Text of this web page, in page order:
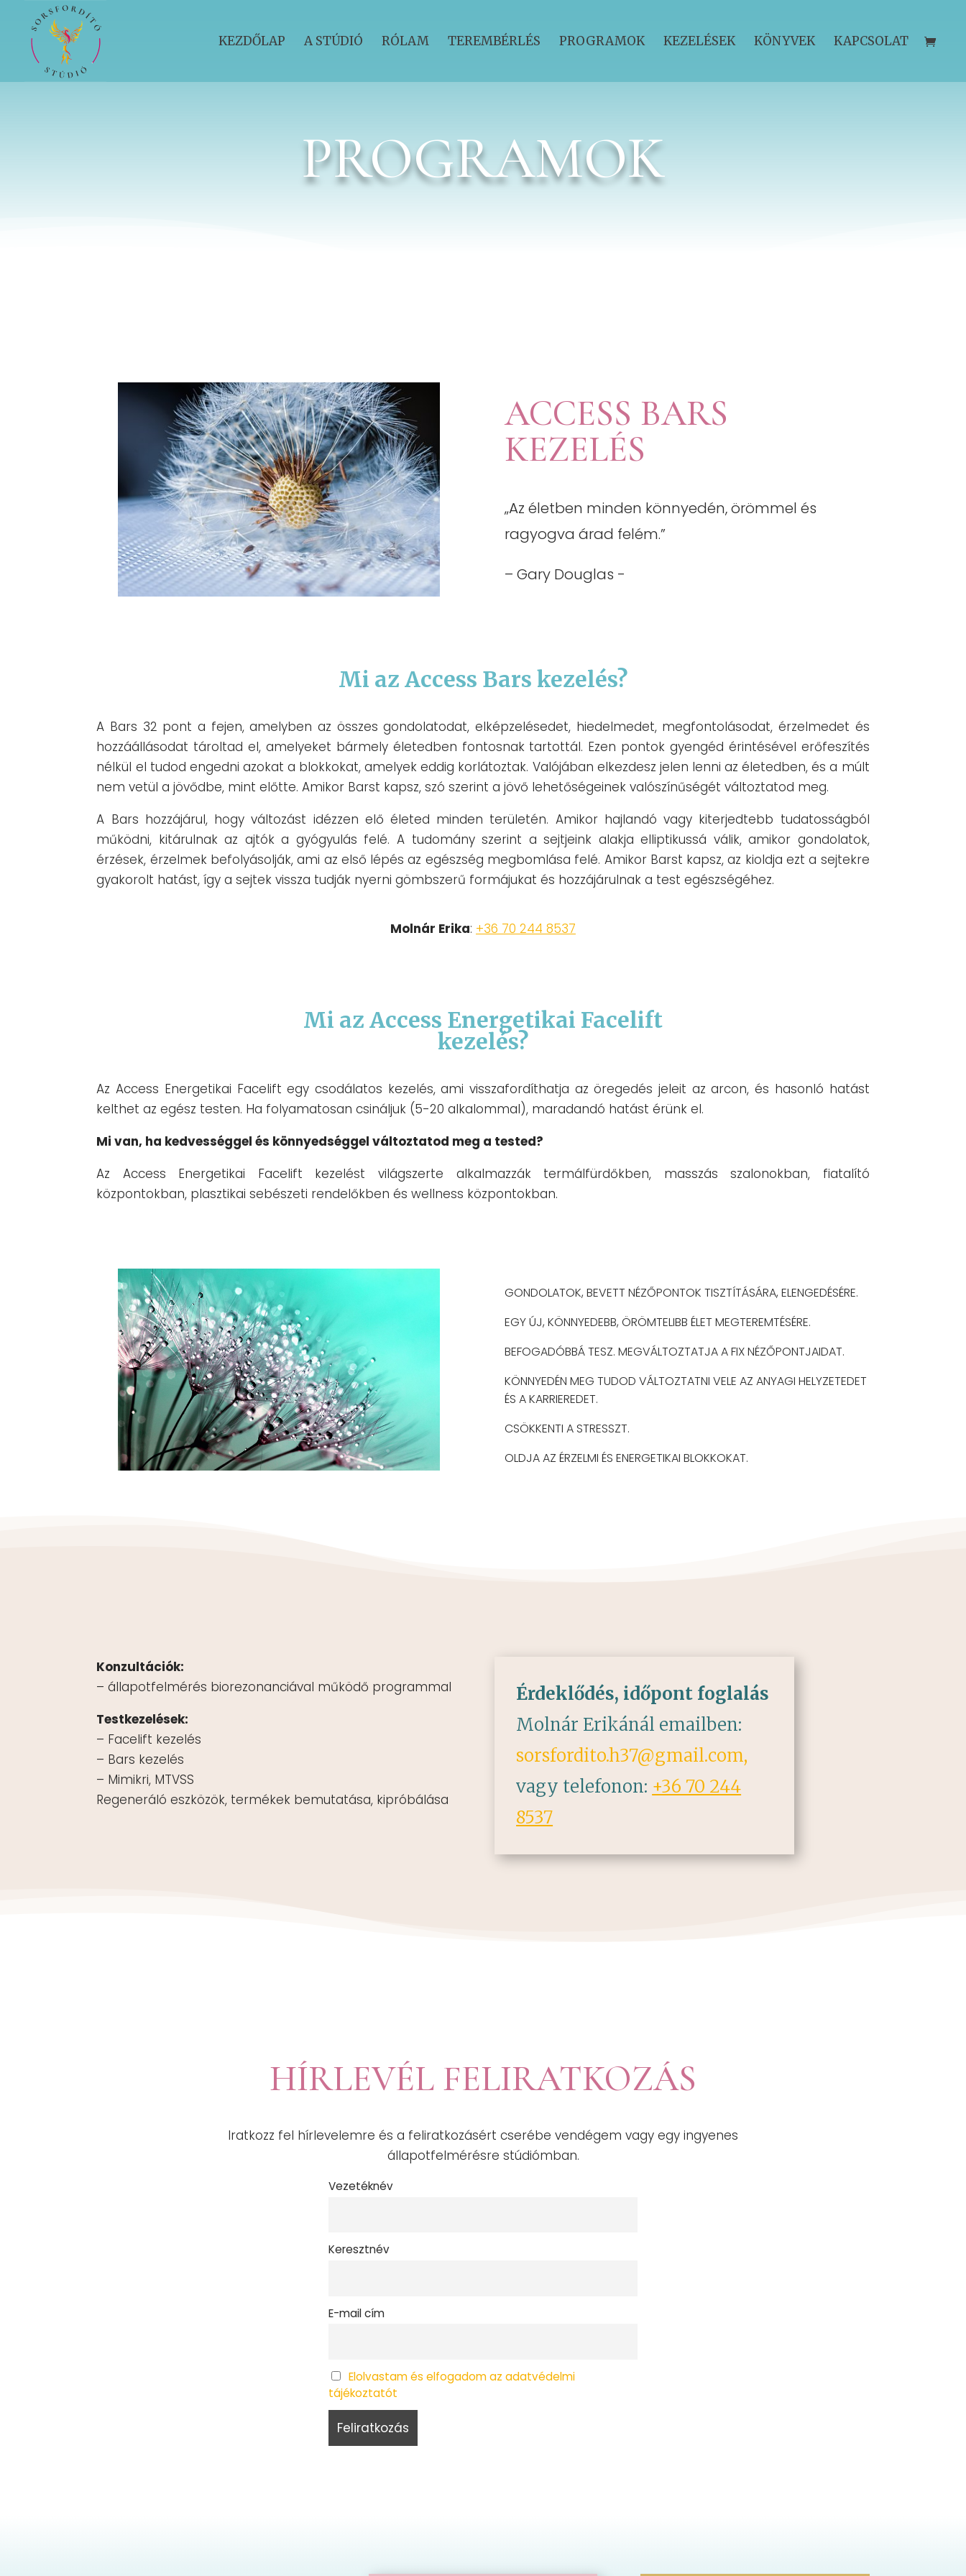
KEZDŐLAP A STÚDIÓ RÓLAM TEREMBÉRLÉS PROGRAMOK KEZELÉSEK KÖNYVEK KAPCSOLAT
PROGRAMOK
ACCESS BARS
KEZELÉS
„Az életben minden könnyedén, örömmel és
ragyogva árad felém.”
– Gary Douglas -​
Mi az Access Bars kezelés?
A Bars 32 pont a fejen, amelyben az összes gondolatodat, elképzelésedet, hiedelmedet, megfontolásodat, érzelmedet és
hozzáállásodat tároltad el, amelyeket bármely életedben fontosnak tartottál. Ezen pontok gyengéd érintésével erőfeszítés
nélkül el tudod engedni azokat a blokkokat, amelyek eddig korlátoztak. Valójában elkezdesz jelen lenni az életedben, és a múlt
nem vetül a jövődbe, mint előtte. Amikor Barst kapsz, szó szerint a jövő lehetőségeinek valószínűségét változtatod meg.
A Bars hozzájárul, hogy változást idézzen elő életed minden területén. Amikor hajlandó vagy kiterjedtebb tudatosságból
működni, kitárulnak az ajtók a gyógyulás felé. A tudomány szerint a sejtjeink alakja elliptikussá válik, amikor gondolatok,
érzések, érzelmek befolyásolják, ami az első lépés az egészség megbomlása felé. Amikor Barst kapsz, az kioldja ezt a sejtekre
gyakorolt hatást, így a sejtek vissza tudják nyerni gömbszerű formájukat és hozzájárulnak a test egészségéhez.
Molnár Erika: +36 70 244 8537
Mi az Access Energetikai Facelift
kezelés?
Az Access Energetikai Facelift egy csodálatos kezelés, ami visszafordíthatja az öregedés jeleit az arcon, és hasonló hatást
kelthet az egész testen. Ha folyamatosan csináljuk (5-20 alkalommal), maradandó hatást érünk el.
Mi van, ha kedvességgel és könnyedséggel változtatod meg a tested?
Az Access Energetikai Facelift kezelést világszerte alkalmazzák termálfürdőkben, masszás szalonokban, fiatalító
központokban, plasztikai sebészeti rendelőkben és wellness központokban.
GONDOLATOK, BEVETT NÉZŐPONTOK TISZTÍTÁSÁRA, ELENGEDÉSÉRE.
EGY ÚJ, KÖNNYEDEBB, ÖRÖMTELIBB ÉLET MEGTEREMTÉSÉRE.
BEFOGADÓBBÁ TESZ. MEGVÁLTOZTATJA A FIX NÉZŐPONTJAIDAT.
KÖNNYEDÉN MEG TUDOD VÁLTOZTATNI VELE AZ ANYAGI HELYZETEDET
ÉS A KARRIEREDET.
CSÖKKENTI A STRESSZT.
OLDJA AZ ÉRZELMI ÉS ENERGETIKAI BLOKKOKAT.
Konzultációk:
– állapotfelmérés biorezonanciával működő programmal
Testkezelések:
– Facelift kezelés
– Bars kezelés
– Mimikri, MTVSS
Regeneráló eszközök, termékek bemutatása, kipróbálása
Érdeklődés, időpont foglalás
Molnár Erikánál emailben:
sorsfordito.h37@gmail.com,
vagy telefonon: +36 70 244
8537
HÍRLEVÉL FELIRATKOZÁS
Iratkozz fel hírlevelemre és a feliratkozásért cserébe vendégem vagy egy ingyenes
állapotfelmérésre stúdiómban.
Vezetéknév
Keresztnév
E-mail cím
Elolvastam és elfogadom az adatvédelmi
tájékoztatót